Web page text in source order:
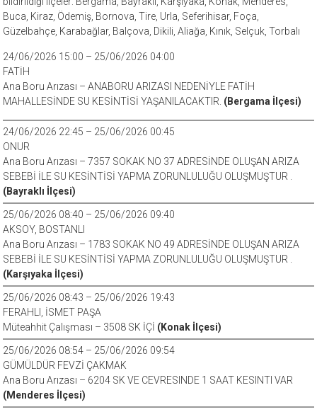
Buca, Kiraz, Ödemiş, Bornova, Tire, Urla, Seferihisar, Foça,
Güzelbahçe, Karabağlar, Balçova, Dikili, Aliağa, Kınık, Selçuk, Torbalı
24/06/2026 15:00 – 25/06/2026 04:00
FATİH
Ana Boru Arızası – ANABORU ARIZASI NEDENİYLE FATİH
MAHALLESİNDE SU KESİNTİSİ YAŞANILACAKTIR. (Bergama İlçesi)
24/06/2026 22:45 – 25/06/2026 00:45
ONUR
Ana Boru Arızası – 7357 SOKAK NO 37 ADRESİNDE OLUŞAN ARIZA
SEBEBİ İLE SU KESİNTİSİ YAPMA ZORUNLULUĞU OLUŞMUŞTUR .
(Bayraklı İlçesi)
25/06/2026 08:40 – 25/06/2026 09:40
AKSOY, BOSTANLI
Ana Boru Arızası – 1783 SOKAK NO 49 ADRESİNDE OLUŞAN ARIZA
SEBEBİ İLE SU KESİNTİSİ YAPMA ZORUNLULUĞU OLUŞMUŞTUR .
(Karşıyaka İlçesi)
25/06/2026 08:43 – 25/06/2026 19:43
FERAHLI, İSMET PAŞA
Müteahhit Çalışması – 3508 SK İÇİ (Konak İlçesi)
25/06/2026 08:54 – 25/06/2026 09:54
GÜMÜLDÜR FEVZİ ÇAKMAK
Ana Boru Arızası – 6204 SK VE CEVRESINDE 1 SAAT KESINTI VAR
(Menderes İlçesi)